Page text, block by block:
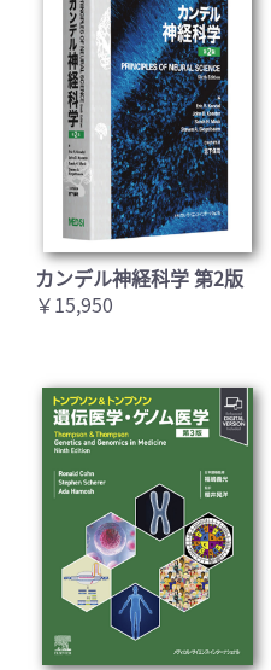
カンデル神経科学 第2版
￥15,950